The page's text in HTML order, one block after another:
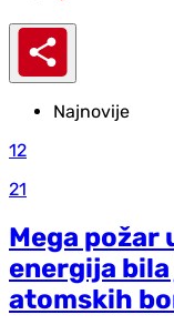
Najnovije
12
21
Mega požar
energija
atomskih